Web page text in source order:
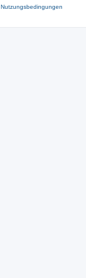
Nutzungsbedingungen